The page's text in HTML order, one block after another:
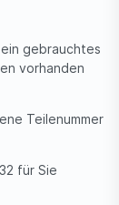
gebrauchtes
vorhanden
Teilenummer
für Sie